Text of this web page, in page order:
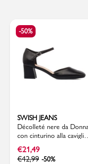
-50%
SWISH JEANS
Décolleté nere da
con cinturino alla caviglia
e tacco 5,5 cm Swish
Jeans
€21,49
€42,99 -50%